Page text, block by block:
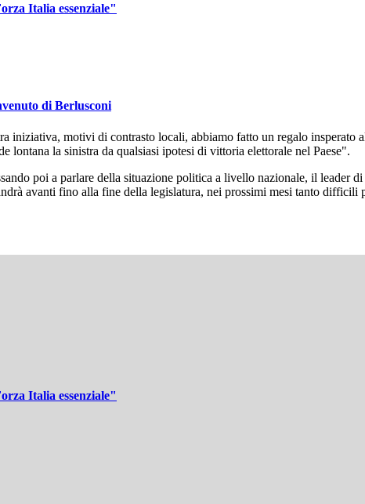
Italia essenziale"
di Berlusconi
iniziativa, motivi di contrasto locali, abbiamo fatto un regalo
lontana la sinistra da qualsiasi ipotesi di vittoria elettorale nel Paese".
poi a parlare della situazione politica a livello nazionale, il leader
avanti fino alla fine della legislatura, nei prossimi mesi tanto
Italia essenziale"